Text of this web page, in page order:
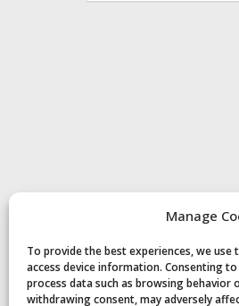
Manage
To provide the best experiences, we
access device information. Consenting
process data such as browsing
withdrawing consent, may adversely